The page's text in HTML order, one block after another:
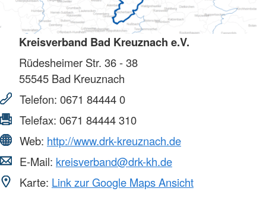
Kreisverband Bad Kreuznach e.V.
Rüdesheimer Str. 36 - 38
55545 Bad Kreuznach
Telefon: 0671 84444 0
Telefax: 0671 84444 310
Web: http://www.drk-kreuznach.de
E-Mail: kreisverband@drk-kh.de
Karte: Link zur Google Maps Ansicht